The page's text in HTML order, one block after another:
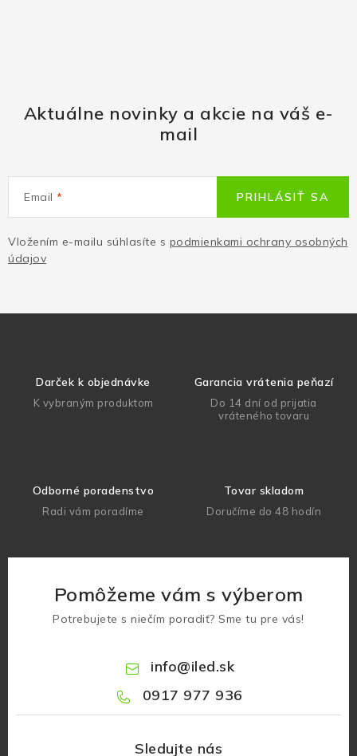
Aktuálne novinky a akcie na váš e-
mail
Email
Vložením e-mailu súhlasíte s podmienkami ochrany osobných
údajov
PRIHLÁSIŤ SA
Darček k objednávke
K vybraným produktom
Garancia vrátenia peňazí
Do 14 dní od prijatia
vráteného tovaru
Odborné poradenstvo
Radi vám poradíme
Tovar skladom
Doručíme do 48 hodín
Pomôžeme vám s výberom
Potrebujete s niečím poradiť? Sme tu pre vás!
info@iled.sk
0917 977 936